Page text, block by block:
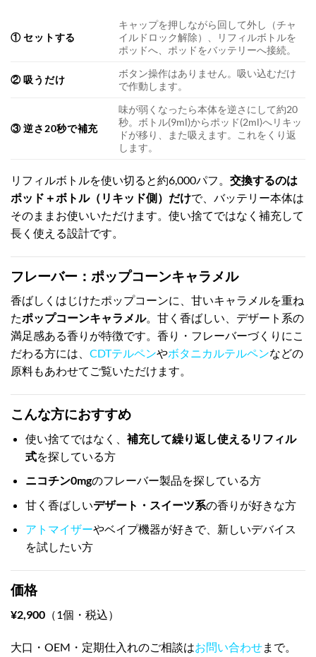
① セットする
キャップを押しながら回して外し（チャ
イルドロック解除）、リフィルボトルを
ポッドへ、ポッドをバッテリーへ接続。
② 吸うだけ
ボタン操作はありません。吸い込むだけ
で作動します。
③ 逆さ20秒で補充
味が弱くなったら本体を逆さにして約20
秒。ボトル(9ml)からポッド(2ml)へリキッ
ドが移り、また吸えます。これをくり返
します。
リフィルボトルを使い切ると約6,000パフ。 交換するのは
ポッド＋ボトル（リキッド側）だけで、バッテリー本体は
そのままお使いいただけます。使い捨てではなく補充して
長く使える設計です。
フレーバー：ポップコーンキャラメル
香ばしくはじけたポップコーンに、甘いキャラメルを重ね
たポップコーンキャラメル。甘く香ばしい、デザート系の
満足感ある香りが特徴です。香り・フレーバーづくりにこ
だわる方には、 CDTテルペンやボタニカルテルペンなどの
原料もあわせてご覧いただけます。
こんな方におすすめ
使い捨てではなく、 補充して繰り返し使えるリフィル
式を探している方
ニコチン0mgのフレーバー製品を探している方
甘く香ばしいデザート・スイーツ系の香りが好きな方
アトマイザーやベイプ機器が好きで、新しいデバイス
を試したい方
価格
¥2,900 （1個・税込）
大口・OEM・定期仕入れのご相談はお問い合わせまで。